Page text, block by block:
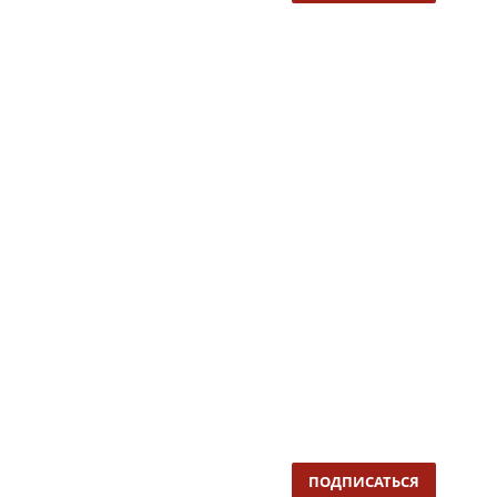
ПОДПИСАТЬСЯ